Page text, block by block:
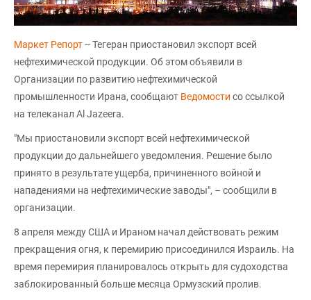
Маркет Репорт-- Тегеран приостановил экспорт всей
нефтехимической продукции. Об этом объявили в
Организации по развитию нефтехимической
промышленности Ирана, сообщают Ведомости со ссылкой
на телеканал Al Jazeera.
"Мы приостановили экспорт всей нефтехимической
продукции до дальнейшего уведомления. Решение было
принято в результате ущерба, причиненного войной и
нападениями на нефтехимические заводы", – сообщили в
организации.
8 апреля между США и Ираном начал действовать режим
прекращения огня, к перемирию присоединился Израиль. На
время перемирия планировалось открыть для судоходства
заблокированный больше месяца Ормузский пролив.